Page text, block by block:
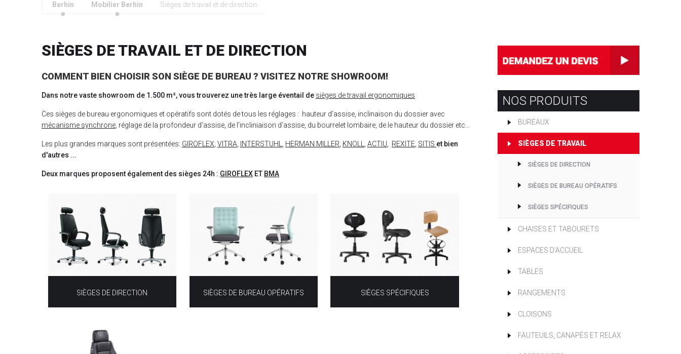
Berhin Mobilier Berhin Sièges de travail et de direction
SIÈGES DE TRAVAIL ET DE DIRECTION
COMMENT BIEN CHOISIR SON SIÈGE DE BUREAU ? VISITEZ NOTRE SHOWROOM!
Dans notre vaste showroom de 1.500 m², vous trouverez une très large éventail de sièges de travail ergonomiques
Ces sièges de bureau ergonomiques et opératifs sont dotés de tous les réglages : hauteur d’assise, inclinaison du dossier avec
mécanisme synchrone , réglage de la profondeur d'assise, de l'incliniaison d'assise, du bourrelet lombaire, de le hauteur du dossier etc...
Les plus grandes marques sont présentées: GIROFLEX VITRA INTERSTUHL HERMAN MILLER KNOLL ACTIU REXITE SITIS et bien
d'autres ...
Deux marques proposent également des sièges 24h : GIROFLEX ET BMA
SIÈGES DE DIRECTION SIÈGES DE BUREAU OPÉRATIFS SIÈGES SPÉCIFIQUES
NOS PRODUITS
BUREAUX
SIÈGES DE TRAVAIL
SIÈGES DE DIRECTION
SIÈGES DE BUREAU OPÉRATIFS
SIÈGES SPÉCIFIQUES
CHAISES ET TABOURETS
ESPACES D'ACCUEIL
TABLES
RANGEMENTS
CLOISONS
FAUTEUILS, CANAPÉS ET RELAX